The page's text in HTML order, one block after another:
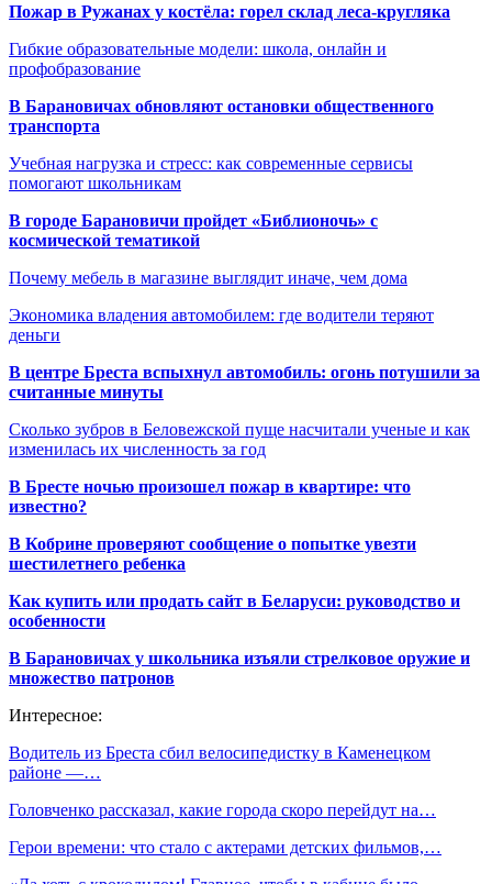
Пожар в Ружанах у костёла: горел склад леса-кругляка
Гибкие образовательные модели: школа, онлайн и
профобразование
В Барановичах обновляют остановки общественного
транспорта
Учебная нагрузка и стресс: как современные сервисы
помогают школьникам
В городе Барановичи пройдет «Библионочь» с
космической тематикой
Почему мебель в магазине выглядит иначе, чем дома
Экономика владения автомобилем: где водители теряют
деньги
В центре Бреста вспыхнул автомобиль: огонь потушили за
считанные минуты
Сколько зубров в Беловежской пуще насчитали ученые и как
изменилась их численность за год
В Бресте ночью произошел пожар в квартире: что
известно?
В Кобрине проверяют сообщение о попытке увезти
шестилетнего ребенка
Как купить или продать сайт в Беларуси: руководство и
особенности
В Барановичах у школьника изъяли стрелковое оружие и
множество патронов
Интересное:
Водитель из Бреста сбил велосипедистку в Каменецком
районе —…
Головченко рассказал, какие города скоро перейдут на…
Герои времени: что стало с актерами детских фильмов,…